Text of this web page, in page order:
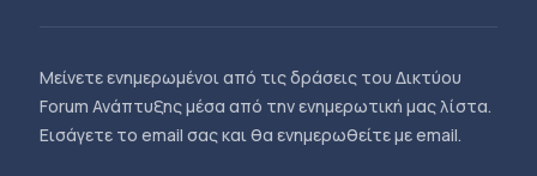
Μείνετε ενημερωμένοι από τις δράσεις του Δικτύου
Forum Ανάπτυξης μέσα από την ενημερωτική μας λίστα.
Εισάγετε το email σας και θα ενημερωθείτε με email.